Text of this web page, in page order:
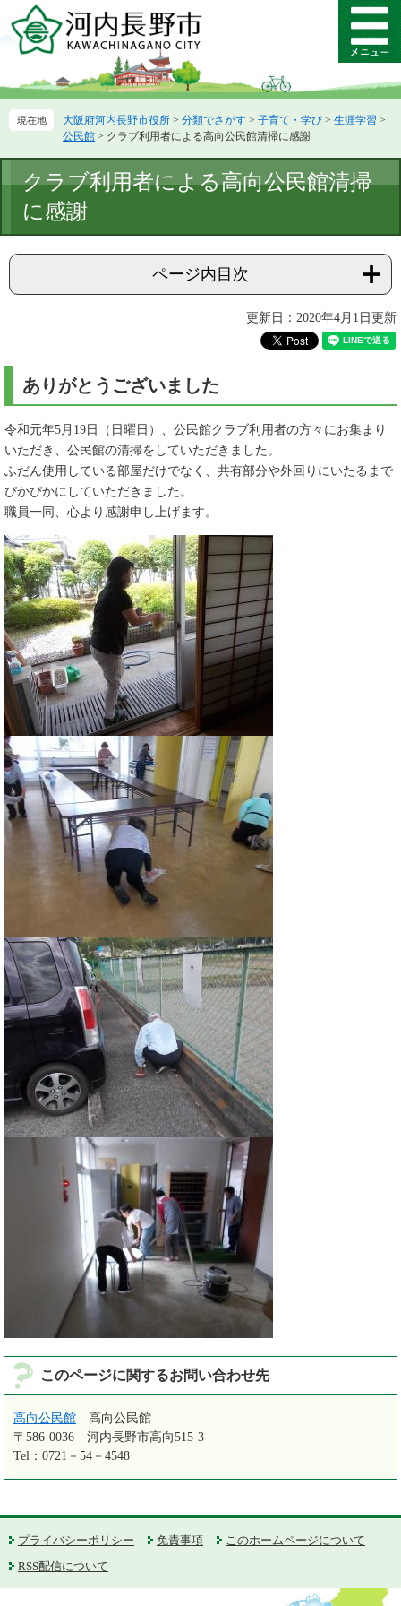
ー
先
ニ
を
て
メ
ニ
ー
大阪府河内長野市役所 > 分類でさがす > 子育て・学び > 生涯学習 >
公民館 > クラブ利用者による高向公民館清掃に感謝
文
クラブ利用者による高向公民館清掃
に感謝
ページ内目次
更新日：2020年4月1日更新
ありがとうございました
令和元年5月19日（日曜日）、公民館クラブ利用者の方々にお集まり
いただき、公民館の清掃をしていただきました。
ふだん使用している部屋だけでなく、共有部分や外回りにいたるまで
ぴかぴかにしていただきました。
職員一同、心より感謝申し上げます。
このページに関するお問い合わせ先
高向公民館
高向公民館
〒586-0036
河内長野市高向515-3
Tel：0721－54－4548
プライバシーポリシー 免責事項
このホームページについて
RSS配信について